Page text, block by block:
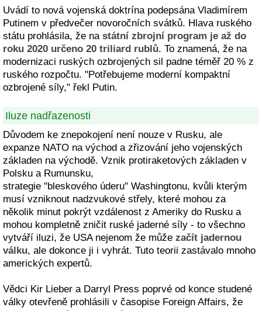
Uvádí to nová vojenská doktrína podepsána Vladimírem
Putinem v předvečer novoročních svátků. Hlava ruského
státu prohlásila, že na státní zbrojní program je až do
roku 2020 určeno 20 triliard rublů. To znamená, že na
modernizaci ruských ozbrojených sil padne téměř 20 % z
ruského rozpočtu. "Potřebujeme moderní kompaktní
ozbrojené síly," řekl Putin.
Iluze nadřazenosti
Důvodem ke znepokojení není nouze v Rusku, ale
expanze NATO na východ a zřizování jeho vojenských
základen na východě. Vznik protiraketových základen v
Polsku a Rumunsku,
strategie "bleskového úderu" Washingtonu, kvůli kterým
musí vzniknout nadzvukové střely, které mohou za
několik minut pokrýt vzdálenost z Ameriky do Rusku a
mohou kompletně zničit ruské jaderné síly - to všechno
vytváří iluzi, že USA nejenom že může začít jadernou
válku, ale dokonce ji i vyhrát. Tuto teorii zastávalo mnoho
amerických expertů.
Vědci Kir Lieber a Darryl Press poprvé od konce studené
války otevřeně prohlásili v časopise Foreign Affairs, že